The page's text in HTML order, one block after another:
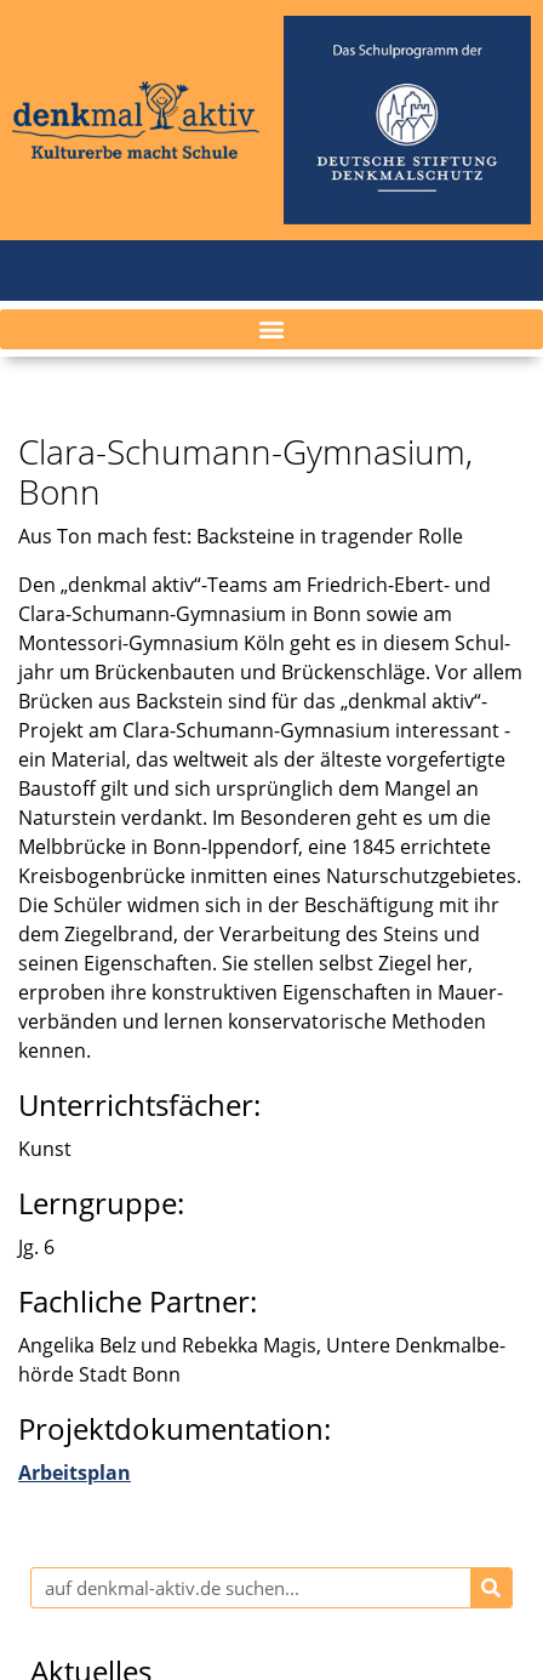
Clara-Schumann-Gymnasium,
Bonn
Aus Ton mach fest: Backsteine in tragen­der Rolle
Den „denkmal aktiv“-Teams am Friedrich-Ebert- und
Clara-Schumann-Gymnasium in Bonn sowie am
Montessori-Gymnasium Köln geht es in diesem Schul­
jahr um Brücken­bau­ten und Brücken­schläge. Vor allem
Brücken aus Backstein sind für das „denkmal aktiv“-
Projekt am Clara-Schumann-Gymnasium inter­es­sant -
ein Material, das weltweit als der älteste vorge­fer­tigte
Baustoff gilt und sich ursprüng­lich dem Mangel an
Natur­stein verdankt. Im Beson­de­ren geht es um die
Melbbrü­cke in Bonn-Ippendorf, eine 1845 errich­tete
Kreis­bo­gen­brü­cke inmit­ten eines Natur­schutz­ge­bie­tes.
Die Schüler widmen sich in der Beschäf­ti­gung mit ihr
dem Ziegel­brand, der Verar­bei­tung des Steins und
seinen Eigen­schaf­ten. Sie stellen selbst Ziegel her,
erpro­ben ihre konstruk­ti­ven Eigen­schaf­ten in Mauer­
ver­bän­den und lernen konser­va­to­ri­sche Metho­den
kennen.
Unterrichtsfächer:
Kunst
Lerngruppe:
Jg. 6
Fachliche Partner:
Angelika Belz und Rebekka Magis, Untere Denkmal­be­
hörde Stadt Bonn
Projektdokumentation:
Arbeits­plan
Aktuelles